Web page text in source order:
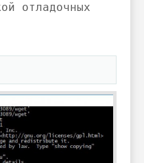
отладочных